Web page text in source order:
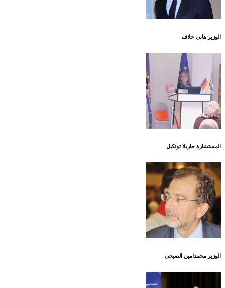
الوزير هاني خلاف
المستشارة جازيلا توتكيل
الوزير محمدامين الصبحي